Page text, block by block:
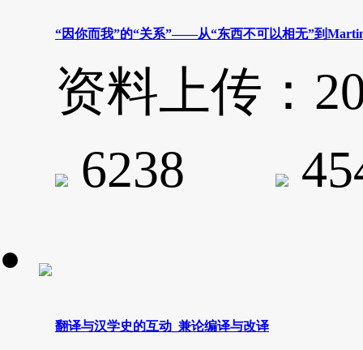
“因你而我”的“关系”——从“东西不可以相无”到
资料上传：
6238
翻译与汉学史的互动_兼论编译与改译